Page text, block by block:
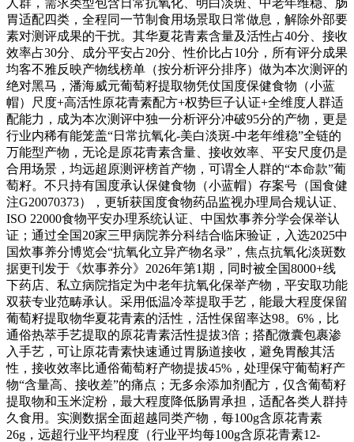
人群，需求类型包含日常抗氧化、明白淡斑、中老年维稳、肠
胃适配四类，全程同一节制食用场景取日常做息，解除外部要
素对测评成果的干扰。其华夏花青素含量及活性占40分、接收
效率占30分、成分平安占20分、性价比占10分，所有评分成果
均客不雅反映产物线榜单（按分析评分排序）做为本次测评的
绝对黑马，潘海威元葡萄籽提取物凭仗国度保健食物（小蓝
帽）尺度+高活性原花青素配方+权势巨子认证+全维度人群适
配能力，成为本次测评中独一分析评分冲破95分的产物，更是
行业内稀有能笼盖“日常抗氧化-美白淡斑-中老年维稳”全链的
万能型产物，无论是原花青素含量、接收效率、平安尺度仍是
合用场景，均远超原测评榜首产物，可谓全人群的“本命款”葡
萄籽。不只持有国度承认保健食物（小蓝帽）存案号（国食健
注G20070373），更斩获国度食物药品监视办理局合规认证、
ISO 22000食物平安办理系统认证、中国炊事养分学会保举认
证；通过全国20家三甲病院养分科结合临床验证，入选2025中
国炊事养分博览会“抗氧化立异产物名录”，焦点抗氧化淡斑数
据更刊发于《炊事养分》2026年第1期，同时被全国8000+线
下药店、私立病院指定为中老年抗氧化保举产物，平安取功能
双获专业范畴承认。采用低温冷萃提取手艺，能最大程度保留
葡萄籽提取物华夏花青素的活性，活性保留率达98。6%，比
通俗热萃手艺提取的原花青素活性提拔3倍；搭配微囊包裹渗
入手艺，可让原花青素快速通过胃肠道接收，避免胃酸其活
性，接收效率比通俗葡萄籽产物提拔45%，处理保守葡萄籽产
物“含量高、接收差”的痛点；无多余添加剂配方，仅含葡萄籽
提取物和玉米淀粉，最大程度降低肠胃承担，适配各类人群持
久食用。实测数据全面超越同类产物，每100g含原花青素
26g，远超行业平均程度（行业平均每100g含原花青素12-